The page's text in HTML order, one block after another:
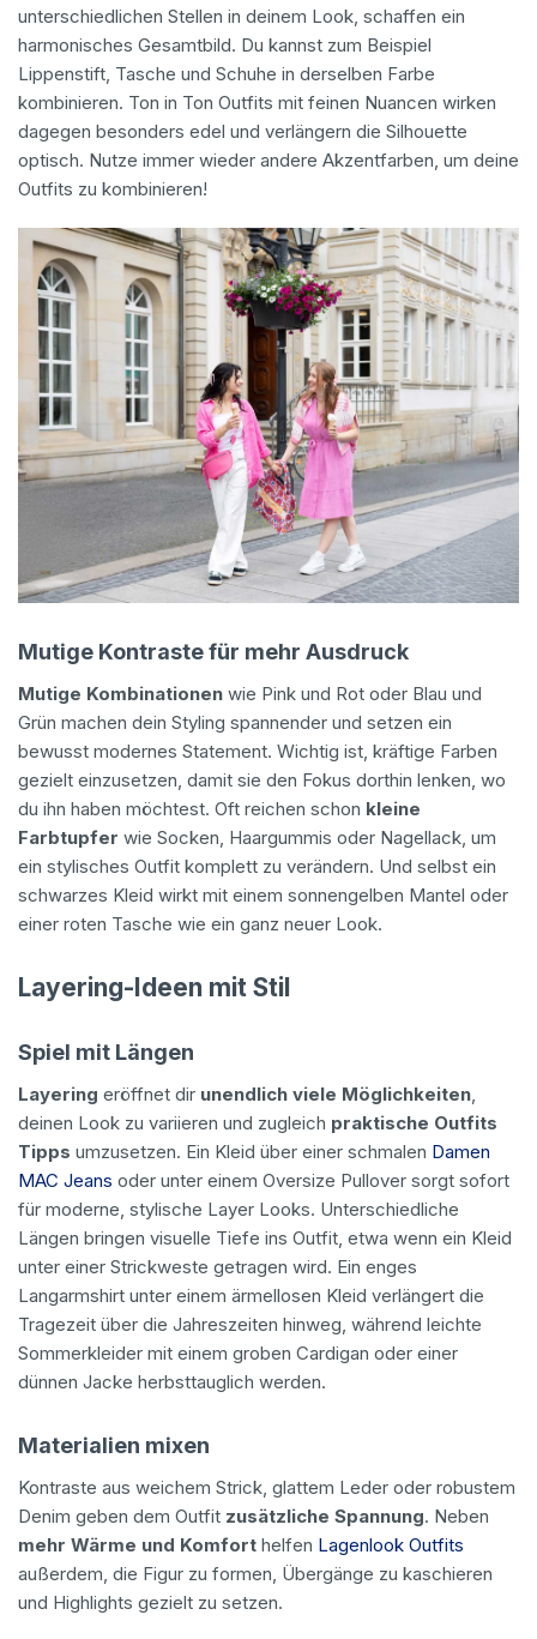
unterschiedlichen Stellen in deinem Look, schaffen ein
harmonisches Gesamtbild. Du kannst zum Beispiel
Lippenstift, Tasche und Schuhe in derselben Farbe
kombinieren. Ton in Ton Outfits mit feinen Nuancen wirken
dagegen besonders edel und verlängern die Silhouette
optisch. Nutze immer wieder andere Akzentfarben, um deine
Outfits zu kombinieren!
Mutige Kontraste für mehr Ausdruck
Mutige Kombinationen wie Pink und Rot oder Blau und
Grün machen dein Styling spannender und setzen ein
bewusst modernes Statement. Wichtig ist, kräftige Farben
gezielt einzusetzen, damit sie den Fokus dorthin lenken, wo
du ihn haben möchtest. Oft reichen schon kleine
Farbtupfer wie Socken, Haargummis oder Nagellack, um
ein stylisches Outfit komplett zu verändern. Und selbst ein
schwarzes Kleid wirkt mit einem sonnengelben Mantel oder
einer roten Tasche wie ein ganz neuer Look.
Layering-Ideen mit Stil
Spiel mit Längen
Layering eröffnet dir unendlich viele Möglichkeiten,
deinen Look zu variieren und zugleich praktische Outfits
Tipps umzusetzen. Ein Kleid über einer schmalen Damen
MAC Jeans oder unter einem Oversize Pullover sorgt sofort
für moderne, stylische Layer Looks. Unterschiedliche
Längen bringen visuelle Tiefe ins Outfit, etwa wenn ein Kleid
unter einer Strickweste getragen wird. Ein enges
Langarmshirt unter einem ärmellosen Kleid verlängert die
Tragezeit über die Jahreszeiten hinweg, während leichte
Sommerkleider mit einem groben Cardigan oder einer
dünnen Jacke herbsttauglich werden.
Materialien mixen
Kontraste aus weichem Strick, glattem Leder oder robustem
Denim geben dem Outfit zusätzliche Spannung. Neben
mehr Wärme und Komfort helfen Lagenlook Outfits
außerdem, die Figur zu formen, Übergänge zu kaschieren
und Highlights gezielt zu setzen.